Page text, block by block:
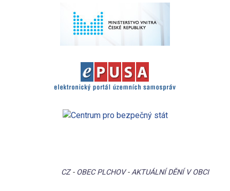
CZ- OBEC PLCHOV-AKTUÁLNÍ DĚNÍ V OBCI